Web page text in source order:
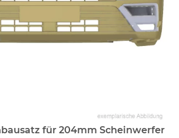
für 204mm Scheinwerfer